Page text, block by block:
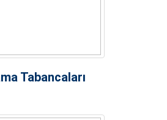
Tabancaları